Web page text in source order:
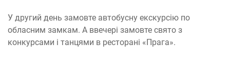
У другий день замовте автобусну екскурсію по
обласним замкам. А ввечері замовте свято з
конкурсами і танцями в ресторані «Прага».